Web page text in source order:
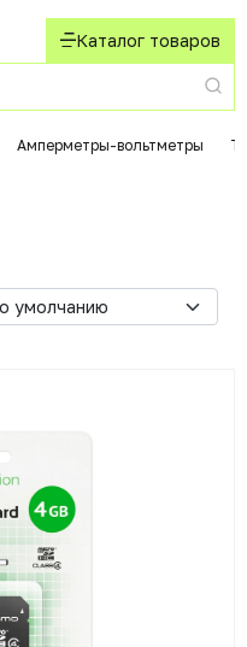
Каталог товаров
Амперметры-вольтметры